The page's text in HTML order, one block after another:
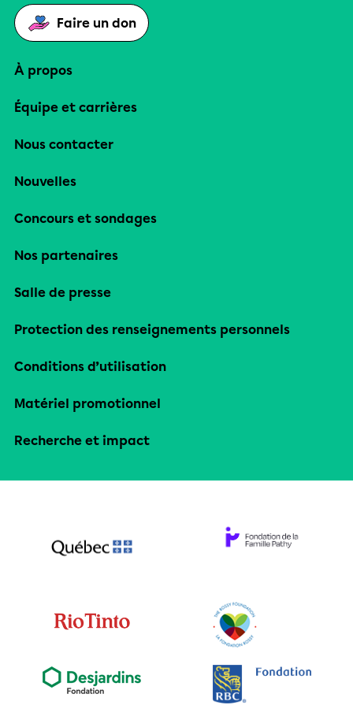
Faire un don
À propos
Équipe et carrières
Nous contacter
Nouvelles
Concours et sondages
Nos partenaires
Salle de presse
Protection des renseignements personnels
Conditions d’utilisation
Matériel promotionnel
Recherche et impact